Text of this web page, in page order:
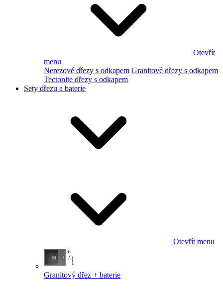
Otevřít
menu
Nerezové dřezy s odkapem Granitové dřezy s odkapem
Tectonite dřezy s odkapem
Sety dřezu a baterie
Otevřít menu
Granitový dřez + baterie